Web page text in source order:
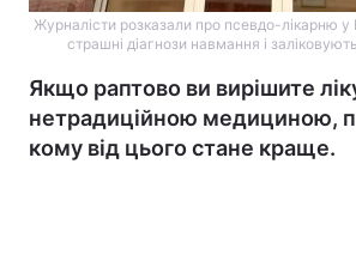
Журналісти розказали про псевдо-лікарню у
страшні діагнози навмання і
Якщо раптово ви вирішите
нетрадиційною медициною,
кому від цього стане краще.